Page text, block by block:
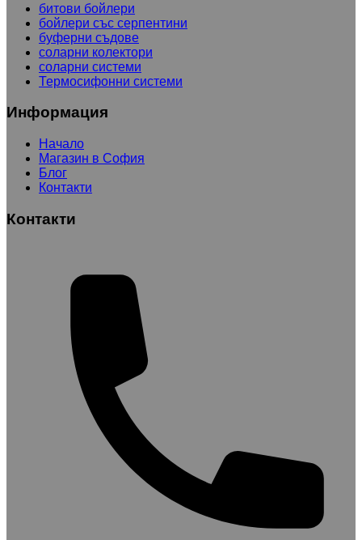
битови бойлери
бойлери със серпентини
буферни съдове
соларни колектори
соларни системи
Термосифонни системи
Информация
Начало
Магазин в София
Блог
Контакти
Контакти